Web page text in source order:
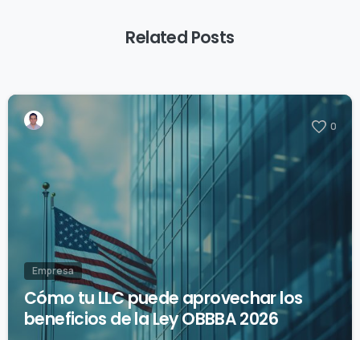
Related Posts
0
Empresa
Cómo tu LLC puede aprovechar los
beneficios de la Ley OBBBA 2026